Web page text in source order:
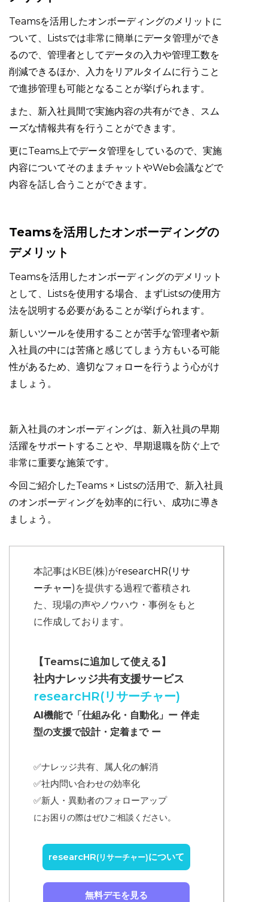
Teamsを活用したオンボーディングのメリットに
ついて、Listsでは非常に簡単にデータ管理ができ
るので、管理者としてデータの入力や管理工数を
削減できるほか、入力をリアルタイムに行うこと
で進捗管理も可能となることが挙げられます。
また、新入社員間で実施内容の共有ができ、スム
ーズな情報共有を行うことができます。
更にTeams上でデータ管理をしているので、実施
内容についてそのままチャットやWeb会議などで
内容を話し合うことができます。
Teamsを活用したオンボーディングの
デメリット
Teamsを活用したオンボーディングのデメリット
として、Listsを使用する場合、まずListsの使用方
法を説明する必要があることが挙げられます。
新しいツールを使用することが苦手な管理者や新
入社員の中には苦痛と感じてしまう方もいる可能
性があるため、適切なフォローを行うよう心がけ
ましょう。
新入社員のオンボーディングは、新入社員の早期
活躍をサポートすることや、早期退職を防ぐ上で
非常に重要な施策です。
今回ご紹介したTeams × Listsの活用で、新入社員
のオンボーディングを効率的に行い、成功に導き
ましょう。
本記事はKBE(株)がresearcHR(リサ
ーチャー) を提供する過程で蓄積され
た、現場の声やノウハウ・事例をもと
に作成しております。
【Teamsに追加して使える】
社内ナレッジ共有支援サービス
researcHR(リサーチャー)
AI機能で「仕組み化・自動化」ー 伴走
型の支援で設計・定着まで ー
✅ナレッジ共有、属人化の解消
✅社内問い合わせの効率化
✅新人・異動者のフォローアップ
にお困りの際はぜひご相談ください。
researcHR(リサーチャー)について
無料デモを見る